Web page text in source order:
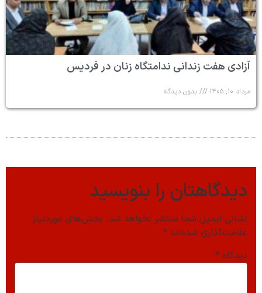
آزادی هفت زندانی ندامتگاه زنان در فردیس
مرداد ۱۰, ۱۴۰۵ بدون دیدگاه
دیدگاهتان را بنویسید
نشانی ایمیل شما منتشر نخواهد شد. بخش‌های موردنیاز
علامت‌گذاری شده‌اند *
دیدگاه *